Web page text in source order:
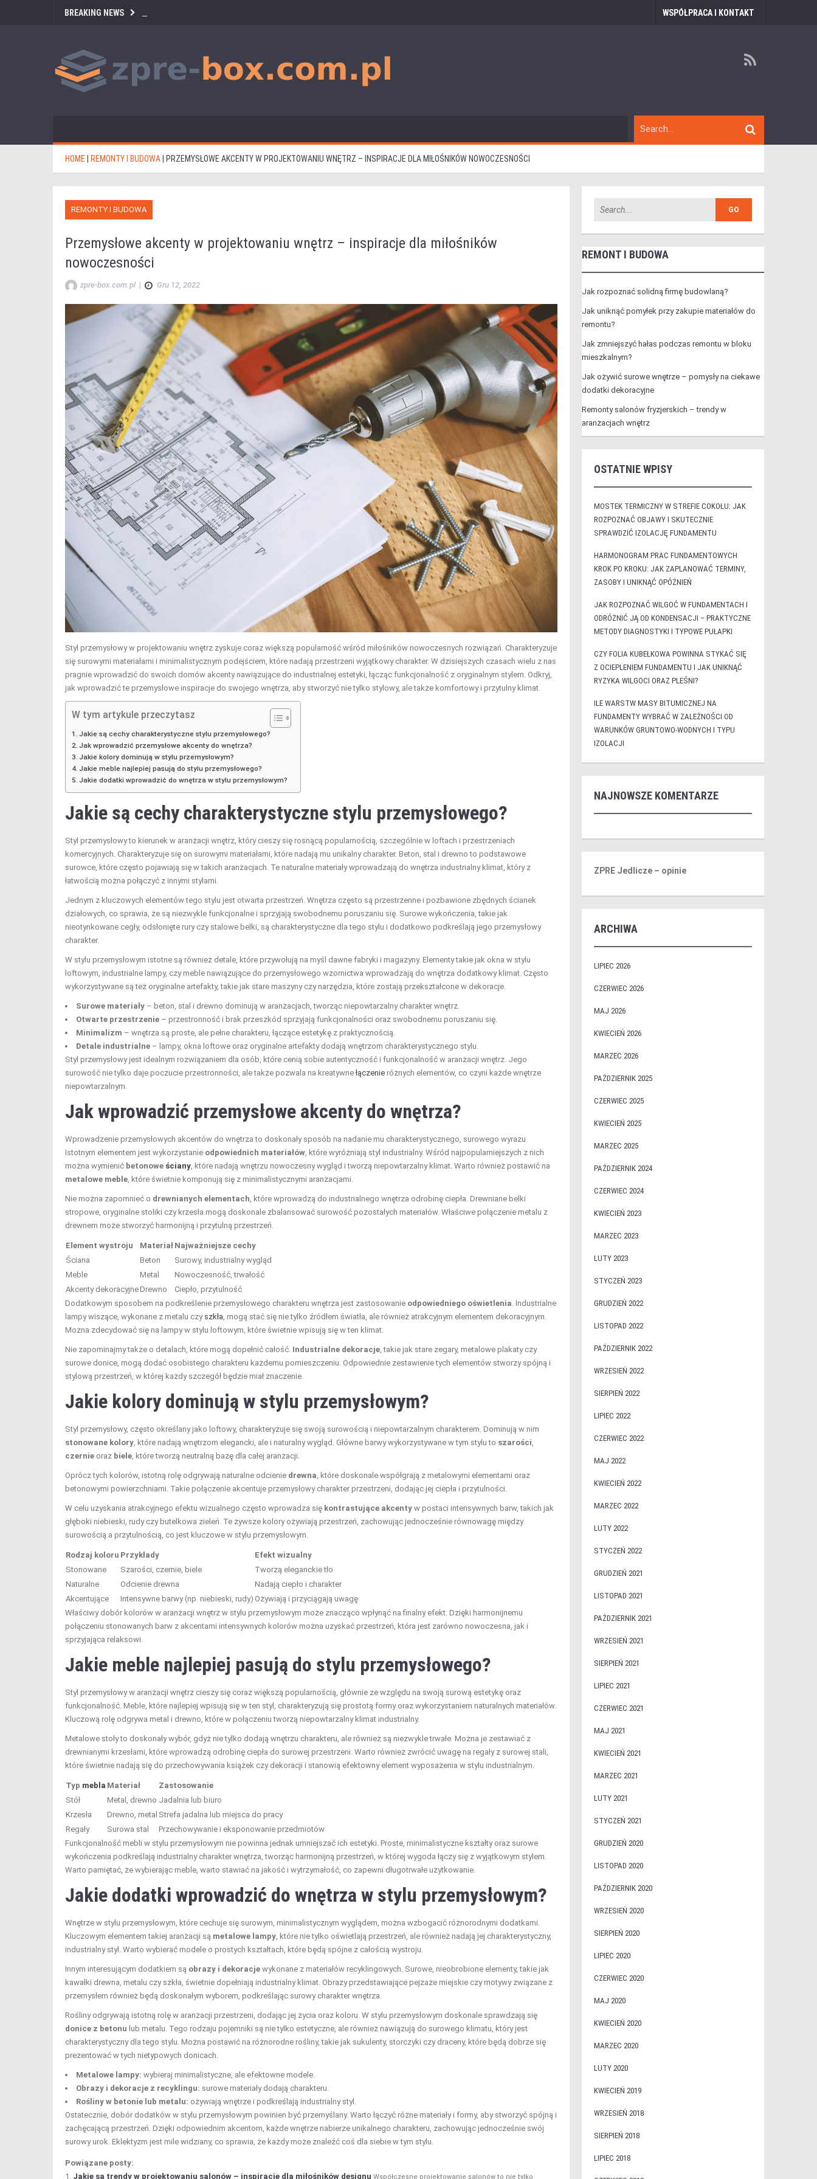
BREAKING NEWS WSPÓŁPRACA I KONTAKT
HOME REMONTY I BUDOWA PRZEMYSŁOWE AKCENTY W PROJEKTOWANIU WNĘTRZ – INSPIRACJE DLA MIŁOŚNIKÓW NOWOCZESNOŚCI
REMONTY I BUDOWA
Przemysłowe akcenty w projektowaniu wnętrz – inspiracje dla miłośników
nowoczesności
zpre-box.com.pl | Gru 12, 2022
Styl przemysłowy w projektowaniu wnętrz zyskuje coraz większą popularność wśród miłośników nowoczesnych rozwiązań. Charakteryzuje
się surowymi materiałami i minimalistycznym podejściem, które nadają przestrzeni wyjątkowy charakter. W dzisiejszych czasach wielu z nas
pragnie wprowadzić do swoich domów akcenty nawiązujące do industrialnej estetyki, łącząc funkcjonalność z oryginalnym stylem. Odkryj,
jak wprowadzić te przemysłowe inspiracje do swojego wnętrza, aby stworzyć nie tylko stylowy, ale także komfortowy i przytulny klimat.
W tym artykule przeczytasz
Jakie są cechy charakterystyczne stylu przemysłowego?
Jak wprowadzić przemysłowe akcenty do wnętrza?
Jakie kolory dominują w stylu przemysłowym?
Jakie meble najlepiej pasują do stylu przemysłowego?
Jakie dodatki wprowadzić do wnętrza w stylu przemysłowym?
Jakie są cechy charakterystyczne stylu przemysłowego?
Styl przemysłowy to kierunek w aranżacji wnętrz, który cieszy się rosnącą popularnością, szczególnie w loftach i przestrzeniach
komercyjnych. Charakteryzuje się on surowymi materiałami, które nadają mu unikalny charakter. Beton, stal i drewno to podstawowe
surowce, które często pojawiają się w takich aranżacjach. Te naturalne materiały wprowadzają do wnętrza industrialny klimat, który z
łatwością można połączyć z innymi stylami.
Jednym z kluczowych elementów tego stylu jest otwarta przestrzeń. Wnętrza często są przestrzenne i pozbawione zbędnych ścianek
działowych, co sprawia, że są niezwykle funkcjonalne i sprzyjają swobodnemu poruszaniu się. Surowe wykończenia, takie jak
nieotynkowane cegły, odsłonięte rury czy stalowe belki, są charakterystyczne dla tego stylu i dodatkowo podkreślają jego przemysłowy
charakter.
W stylu przemysłowym istotne są również detale, które przywołują na myśl dawne fabryki i magazyny. Elementy takie jak okna w stylu
loftowym, industrialne lampy, czy meble nawiązujące do przemysłowego wzornictwa wprowadzają do wnętrza dodatkowy klimat. Często
wykorzystywane są też oryginalne artefakty, takie jak stare maszyny czy narzędzia, które zostają przekształcone w dekoracje.
Surowe materiały – beton, stal i drewno dominują w aranżacjach, tworząc niepowtarzalny charakter wnętrz.
Otwarte przestrzenie – przestronność i brak przeszkód sprzyjają funkcjonalności oraz swobodnemu poruszaniu się.
Minimalizm – wnętrza są proste, ale pełne charakteru, łączące estetykę z praktycznością.
Detale industrialne – lampy, okna loftowe oraz oryginalne artefakty dodają wnętrzom charakterystycznego stylu.
Styl przemysłowy jest idealnym rozwiązaniem dla osób, które cenią sobie autentyczność i funkcjonalność w aranżacji wnętrz. Jego
surowość nie tylko daje poczucie przestronności, ale także pozwala na kreatywne łączenie różnych elementów, co czyni każde wnętrze
niepowtarzalnym.
Jak wprowadzić przemysłowe akcenty do wnętrza?
Wprowadzenie przemysłowych akcentów do wnętrza to doskonały sposób na nadanie mu charakterystycznego, surowego wyrazu.
Istotnym elementem jest wykorzystanie odpowiednich materiałów , które wyróżniają styl industrialny. Wśród najpopularniejszych z nich
można wymienić betonowe ściany , które nadają wnętrzu nowoczesny wygląd i tworzą niepowtarzalny klimat. Warto również postawić na
metalowe meble , które świetnie komponują się z minimalistycznymi aranżacjami.
Nie można zapomnieć o drewnianych elementach , które wprowadzą do industrialnego wnętrza odrobinę ciepła. Drewniane belki
stropowe, oryginalne stoliki czy krzesła mogą doskonale zbalansować surowość pozostałych materiałów. Właściwe połączenie metalu z
drewnem może stworzyć harmonijną i przytulną przestrzeń.
Element wystroju Materiał Najważniejsze cechy
Ściana
Beton
Surowy, industrialny wygląd
Meble
Metal
Nowoczesność, trwałość
Akcenty dekoracyjneDrewno
Ciepło, przytulność
Dodatkowym sposobem na podkreślenie przemysłowego charakteru wnętrza jest zastosowanie odpowiedniego oświetlenia . Industrialne
lampy wiszące, wykonane z metalu czy szkła , mogą stać się nie tylko źródłem światła, ale również atrakcyjnym elementem dekoracyjnym.
Można zdecydować się na lampy w stylu loftowym, które świetnie wpisują się w ten klimat.
Nie zapominajmy także o detalach, które mogą dopełnić całość. Industrialne dekoracje , takie jak stare zegary, metalowe plakaty czy
surowe donice, mogą dodać osobistego charakteru każdemu pomieszczeniu. Odpowiednie zestawienie tych elementów stworzy spójną i
stylową przestrzeń, w której każdy szczegół będzie miał znaczenie.
Jakie kolory dominują w stylu przemysłowym?
Styl przemysłowy, często określany jako loftowy, charakteryzuje się swoją surowością i niepowtarzalnym charakterem. Dominują w nim
stonowane kolory , które nadają wnętrzom elegancki, ale i naturalny wygląd. Główne barwy wykorzystywane w tym stylu to szarości
czernie oraz biele , które tworzą neutralną bazę dla całej aranżacji.
Oprócz tych kolorów, istotną rolę odgrywają naturalne odcienie drewna , które doskonale współgrają z metalowymi elementami oraz
betonowymi powierzchniami. Takie połączenie akcentuje przemysłowy charakter przestrzeni, dodając jej ciepła i przytulności.
W celu uzyskania atrakcyjnego efektu wizualnego często wprowadza się kontrastujące akcenty w postaci intensywnych barw, takich jak
głęboki niebieski, rudy czy butelkowa zieleń. Te żywsze kolory ożywiają przestrzeń, zachowując jednocześnie równowagę między
surowością a przytulnością, co jest kluczowe w stylu przemysłowym.
Rodzaj koloru Przykłady
Efekt wizualny
Stonowane
Szarości, czernie, biele
Tworzą eleganckie tło
Naturalne
Odcienie drewna
Nadają ciepło i charakter
Akcentujące
Intensywne barwy (np. niebieski, rudy) Ożywiają i przyciągają uwagę
Właściwy dobór kolorów w aranżacji wnętrz w stylu przemysłowym może znacząco wpłynąć na finalny efekt. Dzięki harmonijnemu
połączeniu stonowanych barw z akcentami intensywnych kolorów można uzyskać przestrzeń, która jest zarówno nowoczesna, jak i
sprzyjająca relaksowi.
Jakie meble najlepiej pasują do stylu przemysłowego?
Styl przemysłowy w aranżacji wnętrz cieszy się coraz większą popularnością, głównie ze względu na swoją surową estetykę oraz
funkcjonalność. Meble, które najlepiej wpisują się w ten styl, charakteryzują się prostotą formy oraz wykorzystaniem naturalnych materiałów.
Kluczową rolę odgrywa metal i drewno, które w połączeniu tworzą niepowtarzalny klimat industrialny.
Metalowe stoły to doskonały wybór, gdyż nie tylko dodają wnętrzu charakteru, ale również są niezwykle trwałe. Można je zestawiać z
drewnianymi krzesłami, które wprowadzą odrobinę ciepła do surowej przestrzeni. Warto również zwrócić uwagę na regały z surowej stali,
które świetnie nadają się do przechowywania książek czy dekoracji i stanowią efektowny element wyposażenia w stylu industrialnym.
Typ mebla Materiał
Zastosowanie
Stół
Metal, drewno Jadalnia lub biuro
Krzesła
Drewno, metal Strefa jadalna lub miejsca do pracy
Regały
Surowa stal
Przechowywanie i eksponowanie przedmiotów
Funkcjonalność mebli w stylu przemysłowym nie powinna jednak umniejszać ich estetyki. Proste, minimalistyczne kształty oraz surowe
wykończenia podkreślają industrialny charakter wnętrza, tworząc harmonijną przestrzeń, w której wygoda łączy się z wyjątkowym stylem.
Warto pamiętać, że wybierając meble, warto stawiać na jakość i wytrzymałość, co zapewni długotrwałe użytkowanie.
Jakie dodatki wprowadzić do wnętrza w stylu przemysłowym?
Wnętrze w stylu przemysłowym, które cechuje się surowym, minimalistycznym wyglądem, można wzbogacić różnorodnymi dodatkami.
Kluczowym elementem takiej aranżacji są metalowe lampy , które nie tylko oświetlają przestrzeń, ale również nadają jej charakterystyczny,
industrialny styl. Warto wybierać modele o prostych kształtach, które będą spójne z całością wystroju.
Innym interesującym dodatkiem są obrazy i dekoracje wykonane z materiałów recyklingowych. Surowe, nieobrobione elementy, takie jak
kawałki drewna, metalu czy szkła, świetnie dopełniają industrialny klimat. Obrazy przedstawiające pejzaże miejskie czy motywy związane z
przemysłem również będą doskonałym wyborem, podkreślając surowy charakter wnętrza.
Rośliny odgrywają istotną rolę w aranżacji przestrzeni, dodając jej życia oraz koloru. W stylu przemysłowym doskonale sprawdzają się
donice z betonu lub metalu. Tego rodzaju pojemniki są nie tylko estetyczne, ale również nawiązują do surowego klimatu, który jest
charakterystyczny dla tego stylu. Można postawić na różnorodne rośliny, takie jak sukulenty, storczyki czy draceny, które będą dobrze się
prezentować w tych nietypowych donicach.
Metalowe lampy: wybieraj minimalistyczne, ale efektowne modele.
Obrazy i dekoracje z recyklingu: surowe materiały dodają charakteru.
Rośliny w betonie lub metalu: ożywiają wnętrze i podkreślają industrialny styl.
Ostatecznie, dobór dodatków w stylu przemysłowym powinien być przemyślany. Warto łączyć różne materiały i formy, aby stworzyć spójną i
zachęcającą przestrzeń. Dzięki odpowiednim akcentom, każde wnętrze nabierze unikalnego charakteru, zachowując jednocześnie swój
surowy urok. Eklektyzm jest mile widziany, co sprawia, że każdy może znaleźć coś dla siebie w tym stylu.
Powiązane posty:
Jakie są trendy w projektowaniu salonów – inspiracje dla miłośników designu Współczesne projektowanie salonów to nie tylko
REMONT I BUDOWA
Jak rozpoznać solidną firmę budowlaną?
Jak uniknąć pomyłek przy zakupie materiałów do
remontu?
Jak zmniejszyć hałas podczas remontu w bloku
mieszkalnym?
Jak ożywić surowe wnętrze – pomysły na ciekawe
dodatki dekoracyjne
Remonty salonów fryzjerskich – trendy w
aranżacjach wnętrz
OSTATNIE WPISY
MOSTEK TERMICZNY W STREFIE COKOŁU: JAK
ROZPOZNAĆ OBJAWY I SKUTECZNIE
SPRAWDZIĆ IZOLACJĘ FUNDAMENTU
HARMONOGRAM PRAC FUNDAMENTOWYCH
KROK PO KROKU: JAK ZAPLANOWAĆ TERMINY,
ZASOBY I UNIKNĄĆ OPÓŹNIEŃ
JAK ROZPOZNAĆ WILGOĆ W FUNDAMENTACH I
ODRÓŻNIĆ JĄ OD KONDENSACJI – PRAKTYCZNE
METODY DIAGNOSTYKI I TYPOWE PUŁAPKI
CZY FOLIA KUBEŁKOWA POWINNA STYKAĆ SIĘ
Z OCIEPLENIEM FUNDAMENTU I JAK UNIKNĄĆ
RYZYKA WILGOCI ORAZ PLEŚNI?
ILE WARSTW MASY BITUMICZNEJ NA
FUNDAMENTY WYBRAĆ W ZALEŻNOŚCI OD
WARUNKÓW GRUNTOWO-WODNYCH I TYPU
IZOLACJI
NAJNOWSZE KOMENTARZE
ZPRE Jedlicze – opinie
ARCHIWA
LIPIEC 2026
CZERWIEC 2026
MAJ 2026
KWIECIEŃ 2026
MARZEC 2026
PAŹDZIERNIK 2025
CZERWIEC 2025
KWIECIEŃ 2025
MARZEC 2025
PAŹDZIERNIK 2024
CZERWIEC 2024
KWIECIEŃ 2023
MARZEC 2023
LUTY 2023
STYCZEŃ 2023
GRUDZIEŃ 2022
LISTOPAD 2022
PAŹDZIERNIK 2022
WRZESIEŃ 2022
SIERPIEŃ 2022
LIPIEC 2022
CZERWIEC 2022
MAJ 2022
KWIECIEŃ 2022
MARZEC 2022
LUTY 2022
STYCZEŃ 2022
GRUDZIEŃ 2021
LISTOPAD 2021
PAŹDZIERNIK 2021
WRZESIEŃ 2021
SIERPIEŃ 2021
LIPIEC 2021
CZERWIEC 2021
MAJ 2021
KWIECIEŃ 2021
MARZEC 2021
LUTY 2021
STYCZEŃ 2021
GRUDZIEŃ 2020
LISTOPAD 2020
PAŹDZIERNIK 2020
WRZESIEŃ 2020
SIERPIEŃ 2020
LIPIEC 2020
CZERWIEC 2020
MAJ 2020
KWIECIEŃ 2020
MARZEC 2020
LUTY 2020
KWIECIEŃ 2019
WRZESIEŃ 2018
SIERPIEŃ 2018
LIPIEC 2018